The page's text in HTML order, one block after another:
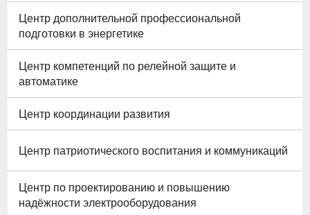
Центр дополнительной профессиональной
подготовки в энергетике
Центр компетенций по релейной защите и
автоматике
Центр координации развития
Центр патриотического воспитания и коммуникаций
Центр по проектированию и повышению
надёжности электрооборудования